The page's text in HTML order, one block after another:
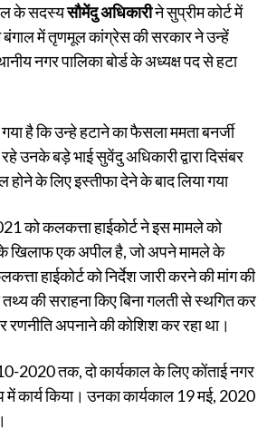
के सदस्यसौमेंदु अधिकारीने सुप्रीम कोर्ट में
बंगाल में तृणमूल कांग्रेस की सरकार ने उन्हें
नगर पालिका बोर्ड के अध्यक्ष पद से हटा
है कि उन्हे हटाने का फैसला ममता बनर्जी
उनके बड़े भाई सुवेंदु अधिकारी द्वारा दिसंबर
होने के लिए इस्तीफा देने के बाद लिया गया
को कलकत्ता हाईकोर्ट ने इस मामले को
एक अपील है, जो अपने मामले के
हाईकोर्ट को निर्देश जारी करने की मांग की
तथ्य की सराहना किए बिना गलती से स्थगित कर
रणनीति अपनाने की कोशिश कर रहा था।
2020 तक, दो कार्यकाल के लिए कोंताई नगर
कार्य किया। उनका कार्यकाल 19 मई, 2020